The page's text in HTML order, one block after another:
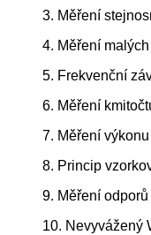
3. Měření
4. Měření
5. Frekvenční
6. Měření
7. Měření
8. Princip
9. Měření odporů
10. Nevyvážený